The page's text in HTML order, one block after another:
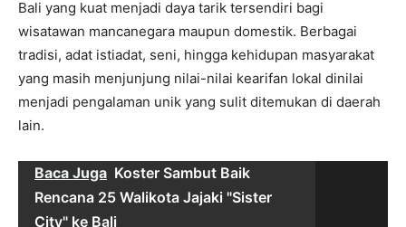
Bali yang kuat menjadi daya tarik tersendiri bagi
wisatawan mancanegara maupun domestik. Berbagai
tradisi, adat istiadat, seni, hingga kehidupan masyarakat
yang masih menjunjung nilai-nilai kearifan lokal dinilai
menjadi pengalaman unik yang sulit ditemukan di daerah
lain.
Baca Juga Koster Sambut Baik
Rencana 25 Walikota Jajaki "Sister
City" ke Bali